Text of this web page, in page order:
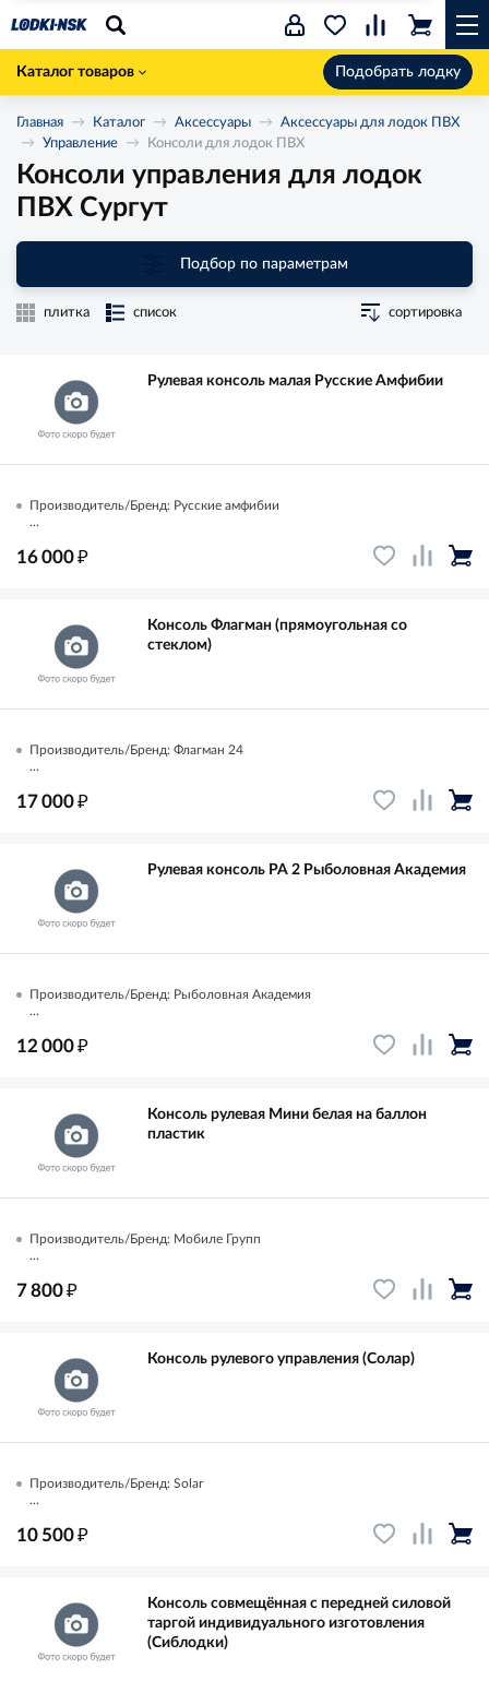
Каталог товаров Подобрать лодку
Главная Каталог Аксессуары
Аксессуары для лодок ПВХ
Управление
Консоли для лодок ПВХ
Консоли управления для лодок
ПВХ Сургут
Подбор по параметрам
плитка список сортировка
Рулевая консоль малая Русские Амфибии
Производитель/Бренд: Русские амфибии
...
16 000₽
Консоль Флагман (прямоугольная со
стеклом)
Производитель/Бренд: Флагман 24
...
17 000₽
Рулевая консоль РА 2 Рыболовная Академия
Производитель/Бренд: Рыболовная Академия
...
12 000₽
Консоль рулевая Мини белая на баллон
пластик
Производитель/Бренд: Мобиле Групп
...
7 800₽
Консоль рулевого управления (Солар)
Производитель/Бренд: Solar
...
10 500₽
Консоль совмещённая с передней силовой
таргой индивидуального изготовления
(Сиблодки)